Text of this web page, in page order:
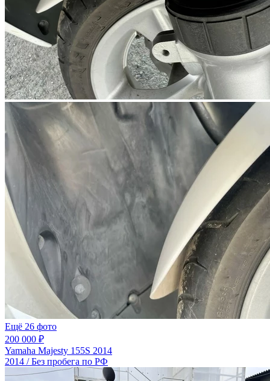
Ещё 26 фото
200 000 ₽
Yamaha Majesty 155S 2014
2014 / Без пробега по РФ